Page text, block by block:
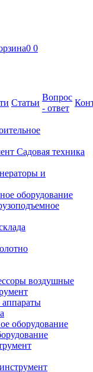
0 0
Статьи
Вопрос
- ответ
Садовая техника
и
оборудование
воздушные
оборудование